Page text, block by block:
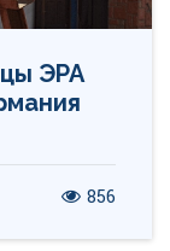
ЭРА
856